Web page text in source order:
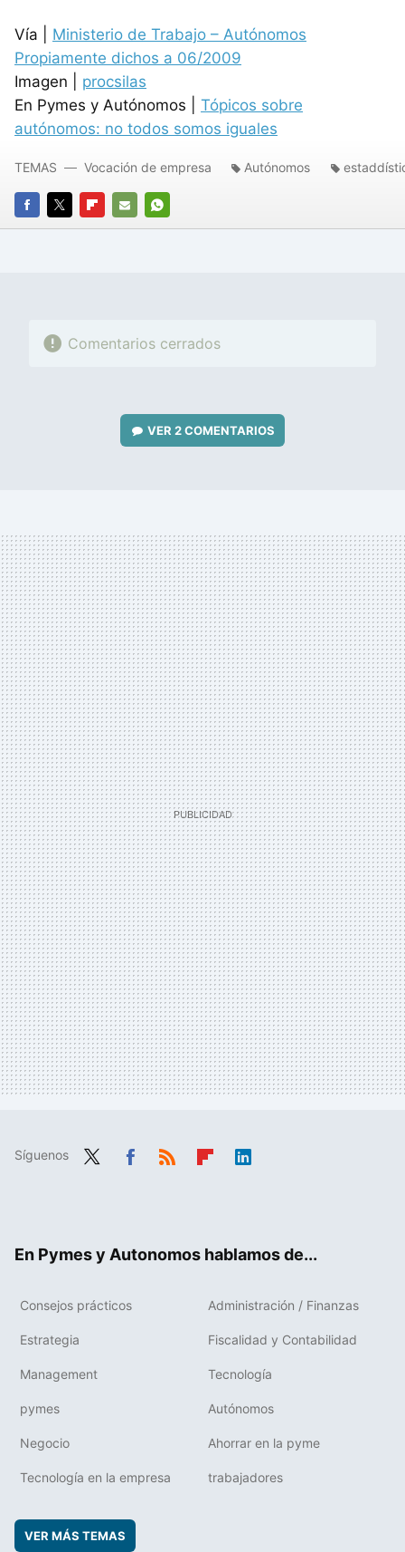
Vía | Ministerio de Trabajo – Autónomos
Propiamente dichos a 06/2009
Imagen | procsilas
En Pymes y Autónomos | Tópicos sobre
autónomos: no todos somos iguales
FACEBOOK
TWITTERFLIPBOARD
E-
WHATSAPP
TEMAS Vocación de empresa Autónomos
Comentarios cerrados
VER2 COMENTARIOS
Síguenos
En Pymes y Autonomos hablamos de...
Consejos prácticos Administración / Finanzas
Estrategia Fiscalidad y Contabilidad
Management Tecnología
pymes Autónomos
Negocio Ahorrar en la pyme
Tecnología en la empresa trabajadores
VER MÁS TEMAS